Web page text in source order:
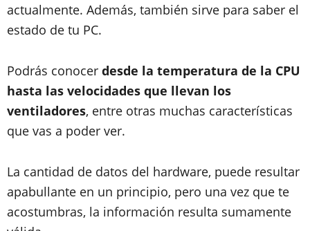
actualmente. Además, también sirve para saber el
estado de tu PC.
Podrás conocer desde la temperatura de la CPU
hasta las velocidades que llevan los
ventiladores, entre otras muchas características
que vas a poder ver.
La cantidad de datos del hardware, puede resultar
apabullante en un principio, pero una vez que te
acostumbras, la información resulta sumamente